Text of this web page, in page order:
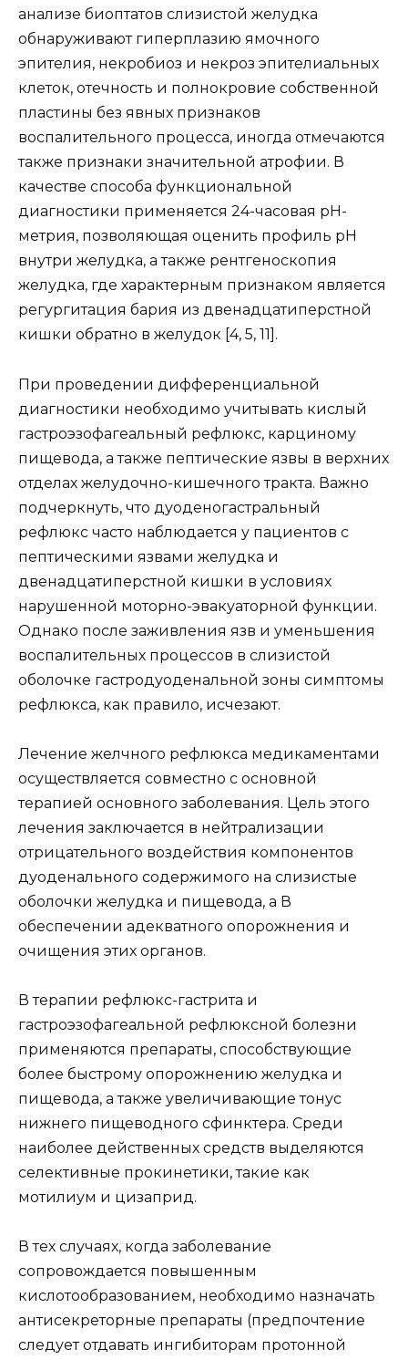
анализе биоптатов слизистой желудка
обнаруживают гиперплазию ямочного
эпителия, некробиоз и некроз эпителиальных
клеток, отечность и полнокровие собственной
пластины без явных признаков
воспалительного процесса, иногда отмечаются
также признаки значительной атрофии. В
качестве способа функциональной
диагностики применяется 24-часовая рН-
метрия, позволяющая оценить профиль рН
внутри желудка, а также рентгеноскопия
желудка, где характерным признаком является
регургитация бария из двенадцатиперстной
кишки обратно в желудок [4, 5, 11].
При проведении дифференциальной
диагностики необходимо учитывать кислый
гастроэзофагеальный рефлюкс, карциному
пищевода, а также пептические язвы в верхних
отделах желудочно-кишечного тракта. Важно
подчеркнуть, что дуоденогастральный
рефлюкс часто наблюдается у пациентов с
пептическими язвами желудка и
двенадцатиперстной кишки в условиях
нарушенной моторно-эвакуаторной функции.
Однако после заживления язв и уменьшения
воспалительных процессов в слизистой
оболочке гастродуоденальной зоны симптомы
рефлюкса, как правило, исчезают.
Лечение желчного рефлюкса медикаментами
осуществляется совместно с основной
терапией основного заболевания. Цель этого
лечения заключается в нейтрализации
отрицательного воздействия компонентов
дуоденального содержимого на слизистые
оболочки желудка и пищевода, а В
обеспечении адекватного опорожнения и
очищения этих органов.
В терапии рефлюкс-гастрита и
гастроэзофагеальной рефлюксной болезни
применяются препараты, способствующие
более быстрому опорожнению желудка и
пищевода, а также увеличивающие тонус
нижнего пищеводного сфинктера. Среди
наиболее действенных средств выделяются
селективные прокинетики, такие как
мотилиум и цизаприд.
В тех случаях, когда заболевание
сопровождается повышенным
кислотообразованием, необходимо назначать
антисекреторные препараты (предпочтение
следует отдавать ингибиторам протонной